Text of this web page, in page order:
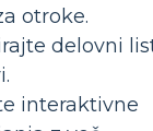
otroke.
delovni
interaktivne